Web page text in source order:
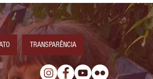
TRANSPARÊNCIA